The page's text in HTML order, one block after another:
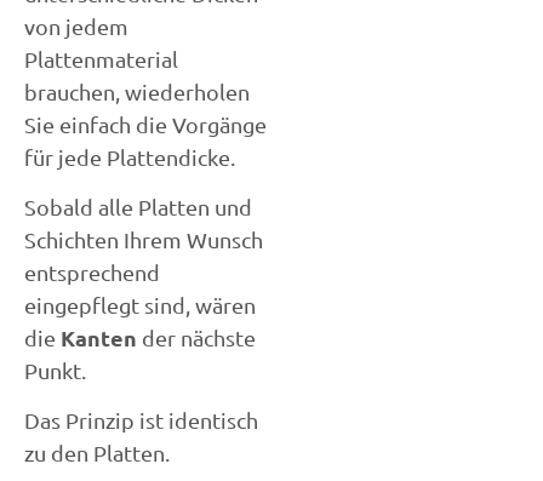
von jedem
Plattenmaterial
brauchen, wiederholen
Sie einfach die Vorgänge
für jede Plattendicke.
Sobald alle Platten und
Schichten Ihrem Wunsch
entsprechend
eingepflegt sind, wären
die Kanten der nächste
Punkt.
Das Prinzip ist identisch
zu den Platten.